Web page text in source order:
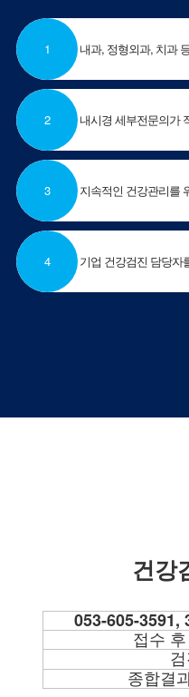
1 내과, 정형외과, 치과
2 내시경 세부전문의가
3 지속적인 건강관리를
4 기업 건강검진 담당자
건강
053-605-3591,
5층 검
접수
환복합니다
속옷은 탈의, 액
종합결